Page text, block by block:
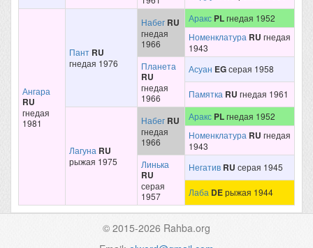
Ангара
RU
гнедая
1981
Пант RU
гнедая 1976
Набег RU
гнедая
1966
Аракс PLгнедая 1952
Номенклатура RU гнедая
1943
Планета
RU
гнедая
1966
Асуан EGсерая 1958
Памятка RU гнедая 1961
Лагуна RU
рыжая 1975
Набег RU
гнедая
1966
Аракс PLгнедая 1952
Номенклатура RU гнедая
1943
Линька
RU
серая
1957
Негатив RU серая 1945
Лаба DEрыжая 1944
© 2015-2026 Rahba.org